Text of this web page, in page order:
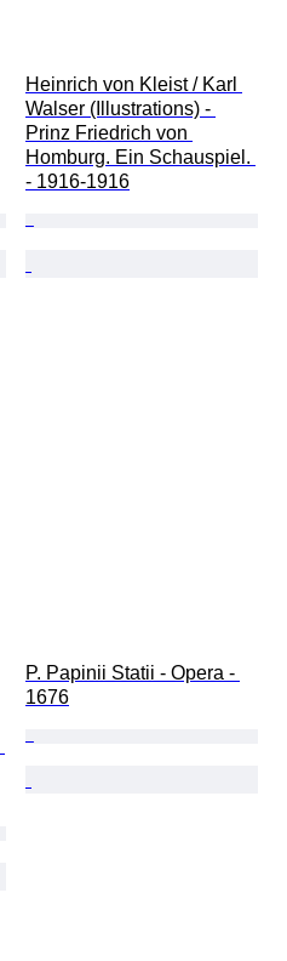
Heinrich von Kleist / Karl
Walser (Illustrations) -
Prinz Friedrich von
Homburg. Ein Schauspiel.
- 1916-1916
P. Papinii Statii - Opera -
1676